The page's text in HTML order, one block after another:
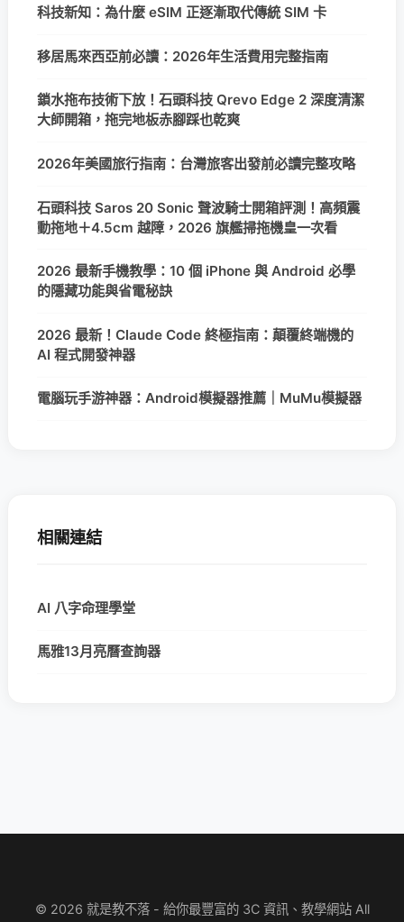
科技新知：為什麼 eSIM 正逐漸取代傳統 SIM 卡
移居馬來西亞前必讀：2026年生活費用完整指南
鎖水拖布技術下放！石頭科技 Qrevo Edge 2 深度清潔
大師開箱，拖完地板赤腳踩也乾爽
2026年美國旅行指南：台灣旅客出發前必讀完整攻略
石頭科技 Saros 20 Sonic 聲波騎士開箱評測！高頻震
動拖地＋4.5cm 越障，2026 旗艦掃拖機皇一次看
2026 最新手機教學：10 個 iPhone 與 Android 必學
的隱藏功能與省電秘訣
2026 最新！Claude Code 終極指南：顛覆終端機的
AI 程式開發神器
電腦玩手游神器：Android模擬器推薦｜MuMu模擬器
相關連結
AI 八字命理學堂
馬雅13月亮曆查詢器
© 2026 就是教不落 - 給你最豐富的 3C 資訊、教學網站 All